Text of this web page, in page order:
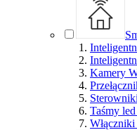
Kamery
Taśmy
Włączniki